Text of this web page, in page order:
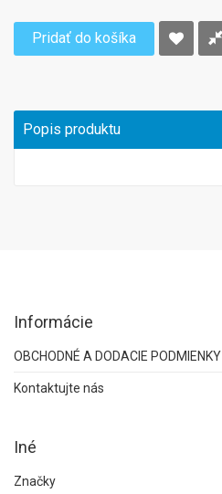
Pridať do košíka
Popis produktu
Informácie
OBCHODNÉ A DODACIE PODMIENKY
Kontaktujte nás
Iné
Značky